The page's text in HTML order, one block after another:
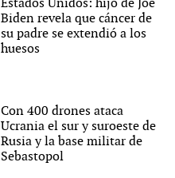
Estados Unidos: hijo de Joe
Biden revela que cáncer de
su padre se extendió a los
huesos
Con 400 drones ataca
Ucrania el sur y suroeste de
Rusia y la base militar de
Sebastopol